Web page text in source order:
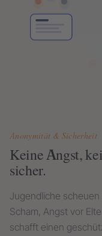
Anonymität & Sicherheit
Keine Angst,
sicher.
Jugendliche
Scham, Angst vor
schafft einen